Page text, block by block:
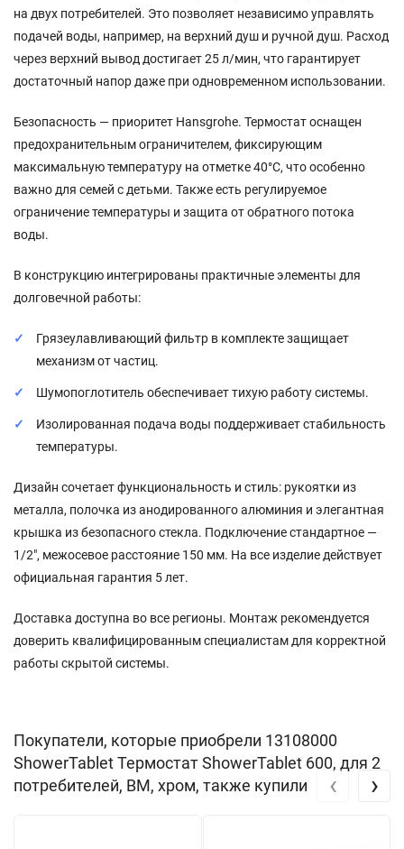
на двух потребителей. Это позволяет независимо управлять
подачей воды, например, на верхний душ и ручной душ. Расход
через верхний вывод достигает 25 л/мин, что гарантирует
достаточный напор даже при одновременном использовании.
Безопасность — приоритет Hansgrohe. Термостат оснащен
предохранительным ограничителем, фиксирующим
максимальную температуру на отметке 40°C, что особенно
важно для семей с детьми. Также есть регулируемое
ограничение температуры и защита от обратного потока
воды.
В конструкцию интегрированы практичные элементы для
долговечной работы:
Грязеулавливающий фильтр в комплекте защищает
механизм от частиц.
Шумопоглотитель обеспечивает тихую работу системы.
Изолированная подача воды поддерживает стабильность
температуры.
Дизайн сочетает функциональность и стиль: рукоятки из
металла, полочка из анодированного алюминия и элегантная
крышка из безопасного стекла. Подключение стандартное —
1/2", межосевое расстояние 150 мм. На все изделие действует
официальная гарантия 5 лет.
Доставка доступна во все регионы. Монтаж рекомендуется
доверить квалифицированным специалистам для корректной
работы скрытой системы.
Покупатели, которые приобрели 13108000
ShowerTablet Термостат ShowerTablet 600, для 2
потребителей, ВМ, хром, также купили
‹ ›